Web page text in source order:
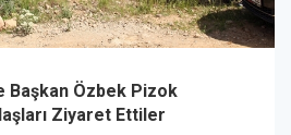
Başkan Özbek Pizok
Ziyaret Ettiler